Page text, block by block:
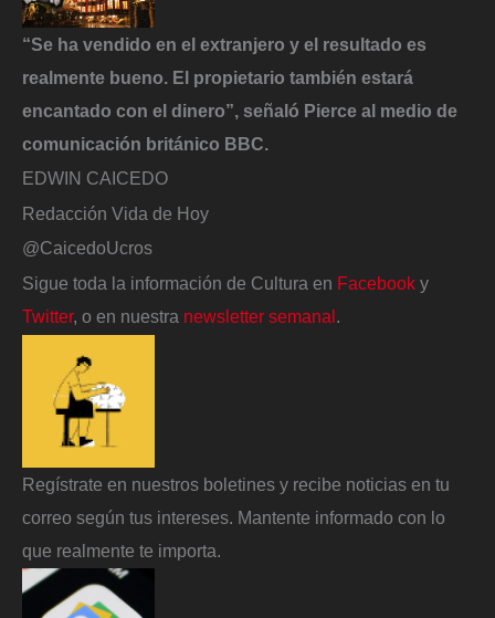
“Se ha vendido en el extranjero y el resultado es
realmente bueno. El propietario también estará
encantado con el dinero”, señaló Pierce al medio de
comunicación británico BBC.
EDWIN CAICEDO
Redacción Vida de Hoy
@CaicedoUcros
Sigue toda la información de Cultura en Facebook y
Twitter, o en nuestra newsletter semanal.
Regístrate en nuestros boletines y recibe noticias en tu
correo según tus intereses. Mantente informado con lo
que realmente te importa.